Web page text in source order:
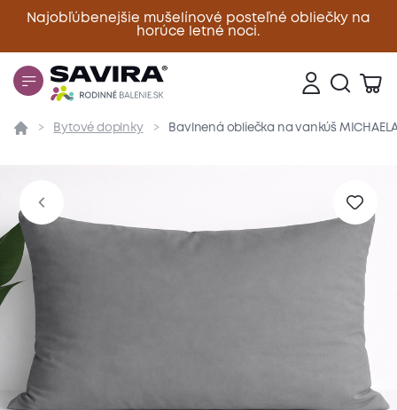
Najobľúbenejšie mušelínové posteľné obliečky na
horúce letné noci.
Zavrieť
Prehľad Parametre Popis produktu
Bytové doplnky Bavlnená obliečka na vankúš